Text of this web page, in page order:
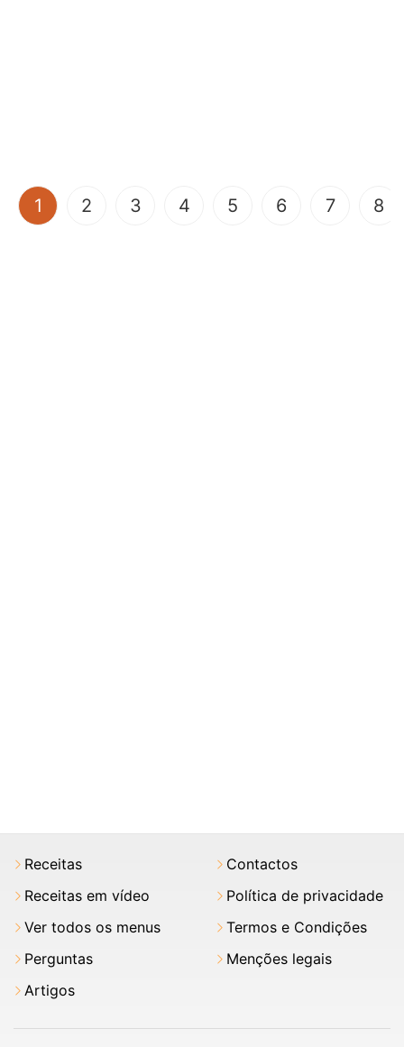
1 (current)
2 3 4 5 6 7 8
Receitas
Receitas em vídeo
Ver todos os menus
Perguntas
Artigos
Contactos
Política de privacidade
Termos e Condições
Menções legais